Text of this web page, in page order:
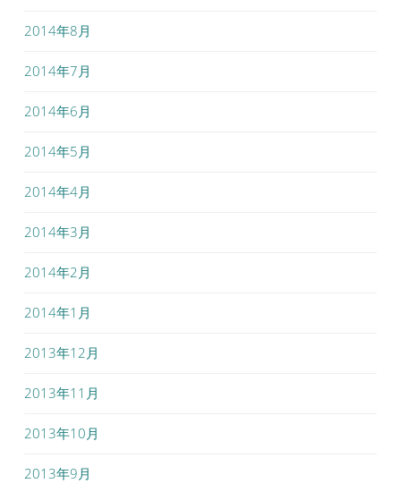
2014年8月
2014年7月
2014年6月
2014年5月
2014年4月
2014年3月
2014年2月
2014年1月
2013年12月
2013年11月
2013年10月
2013年9月